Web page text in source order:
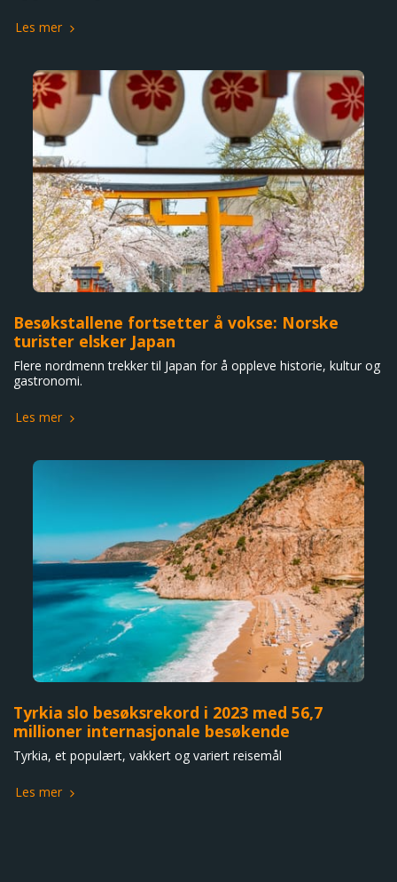
Les mer
Besøkstallene fortsetter å vokse: Norske
turister elsker Japan
Flere nordmenn trekker til Japan for å oppleve historie, kultur og
gastronomi.
Les mer
Tyrkia slo besøksrekord i 2023 med 56,7
millioner internasjonale besøkende
Tyrkia, et populært, vakkert og variert reisemål
Les mer